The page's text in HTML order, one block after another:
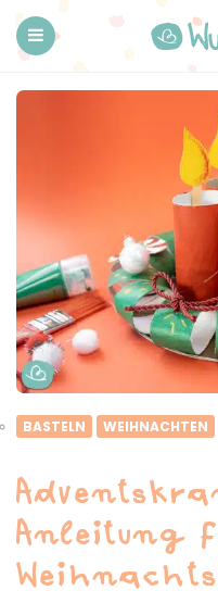
BASTELN WEIHNACHTEN
Anleitung